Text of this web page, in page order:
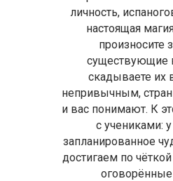
личность,
настоящая
произносите
существующие
скадываете их
непривычным,
и вас понимают. К
с учениками: у
запланированное
достигаем по
оговорённые